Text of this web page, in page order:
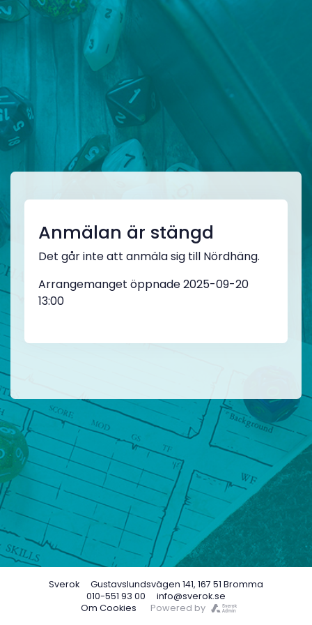
Anmälan är stängd
Det går inte att anmäla sig till Nördhäng.
Arrangemanget öppnade 2025-09-20
13:00
Om Cookies Powered by
Sverok
Gustavslundsvägen 141, 167 51 Bromma
010-551 93 00
info@sverok.se